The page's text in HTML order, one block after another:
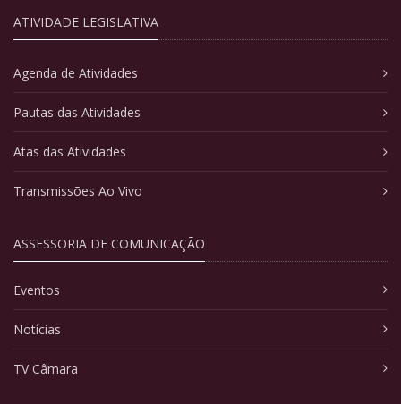
ATIVIDADE LEGISLATIVA
Agenda de Atividades
Pautas das Atividades
Atas das Atividades
Transmissões Ao Vivo
ASSESSORIA DE COMUNICAÇÃO
Eventos
Notícias
TV Câmara